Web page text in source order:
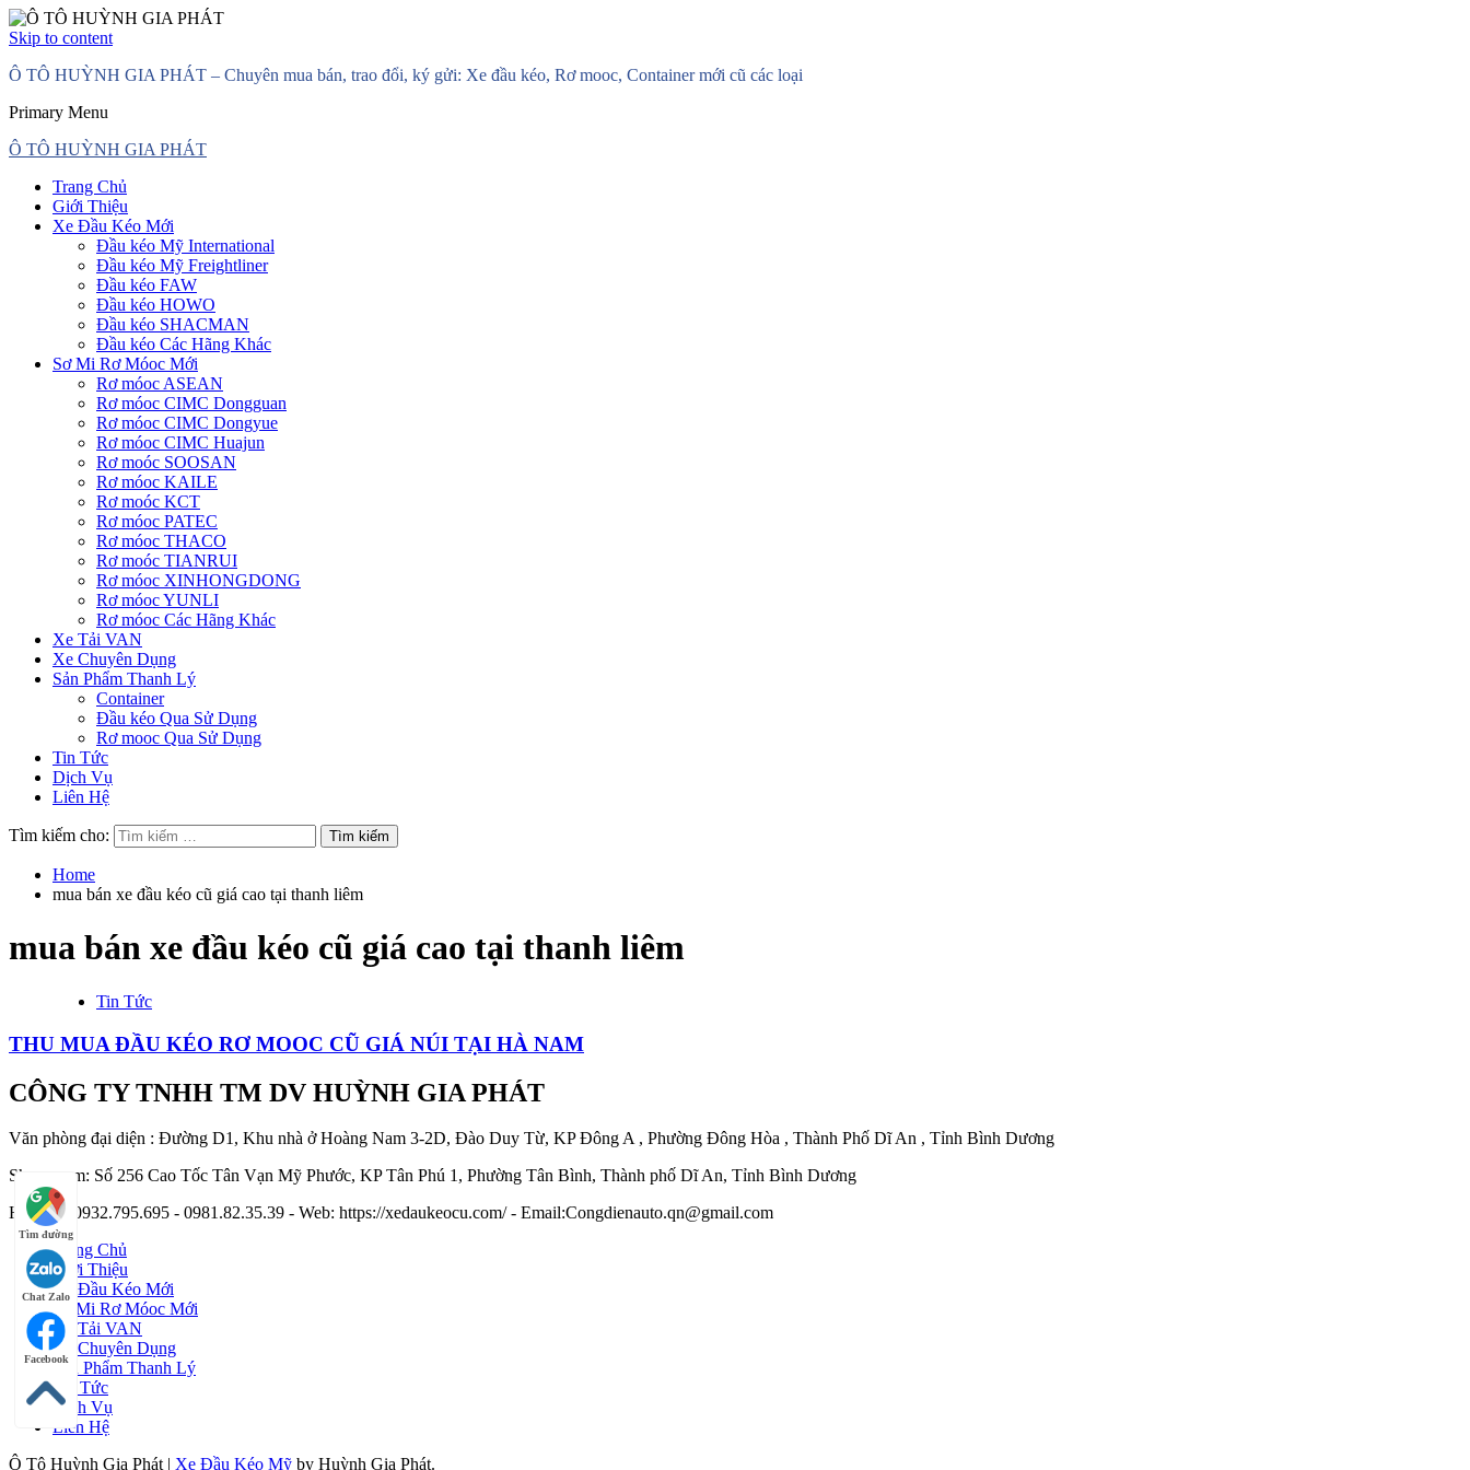
Skip to content
Ô TÔ HUỲNH GIA PHÁT – Chuyên mua bán, trao đổi, ký gửi: Xe đầu kéo, Rơ mooc, Container mới cũ các loại
Primary Menu
Ô TÔ HUỲNH GIA PHÁT
Trang Chủ
Giới Thiệu
Xe Đầu Kéo Mới
Đầu kéo Mỹ International
Đầu kéo Mỹ Freightliner
Đầu kéo FAW
Đầu kéo HOWO
Đầu kéo SHACMAN
Đầu kéo Các Hãng Khác
Sơ Mi Rơ Móoc Mới
Rơ móoc ASEAN
Rơ móoc CIMC Dongguan
Rơ móoc CIMC Dongyue
Rơ móoc CIMC Huajun
Rơ moóc SOOSAN
Rơ móoc KAILE
Rơ moóc KCT
Rơ móoc PATEC
Rơ móoc THACO
Rơ moóc TIANRUI
Rơ móoc XINHONGDONG
Rơ móoc YUNLI
Rơ móoc Các Hãng Khác
Xe Tải VAN
Xe Chuyên Dụng
Sản Phẩm Thanh Lý
Container
Đầu kéo Qua Sử Dụng
Rơ mooc Qua Sử Dụng
Tin Tức
Dịch Vụ
Liên Hệ
Tìm kiếm cho:
Home
mua bán xe đầu kéo cũ giá cao tại thanh liêm
mua bán xe đầu kéo cũ giá cao tại thanh liêm
Tin Tức
THU MUA ĐẦU KÉO RƠ MOOC CŨ GIÁ NÚI TẠI HÀ NAM
CÔNG TY TNHH TM DV HUỲNH GIA PHÁT
Văn phòng đại diện : Đường D1, Khu nhà ở Hoàng Nam 3-2D, Đào Duy Từ, KP Đông A , Phường Đông Hòa , Thành Phố Dĩ An , Tỉnh Bình Dương
Showroom: Số 256 Cao Tốc Tân Vạn Mỹ Phước, KP Tân Phú 1, Phường Tân Bình, Thành phố Dĩ An, Tỉnh Bình Dương
Hotline : 0932.795.695 - 0981.82.35.39 - Web: https://xedaukeocu.com/ - Email:Congdienauto.qn@gmail.com
Tìm đường
Chat Zalo
Facebook
Trang Chủ
Giới Thiệu
Xe Đầu Kéo Mới
Sơ Mi Rơ Móoc Mới
Xe Tải VAN
Xe Chuyên Dụng
Sản Phẩm Thanh Lý
Tin Tức
Dịch Vụ
Liên Hệ
Ô Tô Huỳnh Gia Phát | Xe Đầu Kéo Mỹ by Huỳnh Gia Phát.